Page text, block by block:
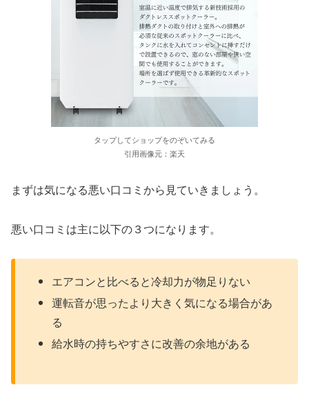
タップしてショップをのぞいてみる
引用画像元：楽天
まずは気になる悪い口コミから見ていきましょう。
悪い口コミは主に以下の３つになります。
エアコンと比べると冷却力が物足りない
運転音が思ったより大きく気になる場合があ
る
給水時の持ちやすさに改善の余地がある